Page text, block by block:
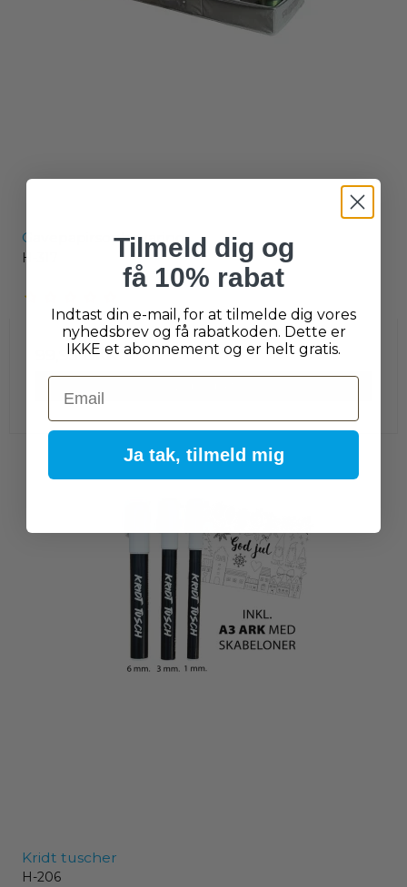
Gavepapirsopbevaring
H-317
99,95 DKK
Kridt tuscher
H-206
Tilmeld dig og
få 10% rabat
Indtast din e-mail, for at tilmelde dig vores
nyhedsbrev og få rabatkoden. Dette er
IKKE et abonnement og er helt gratis.
Email
Ja tak, tilmeld mig